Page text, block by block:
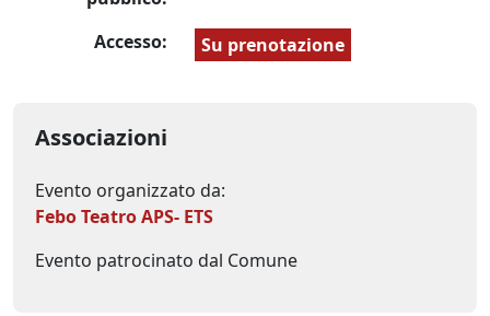
Accesso: Su prenotazione
Associazioni
Evento organizzato da:
Febo Teatro APS- ETS
Evento patrocinato dal Comune